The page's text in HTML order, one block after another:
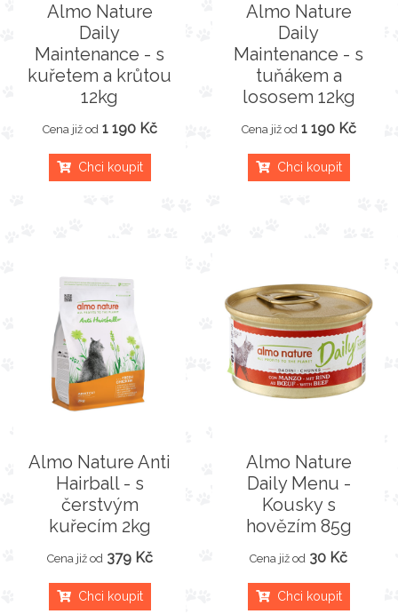
Almo Nature
Daily
Maintenance - s
kuřetem a krůtou
12kg
Cena již od 1 190 Kč
Chci koupit
Almo Nature
Daily
Maintenance - s
tuňákem a
lososem 12kg
Cena již od 1 190 Kč
Chci koupit
Almo Nature Anti
Hairball - s
čerstvým
kuřecím 2kg
Cena již od 379 Kč
Chci koupit
Almo Nature
Daily Menu -
Kousky s
hovězím 85g
Cena již od 30 Kč
Chci koupit